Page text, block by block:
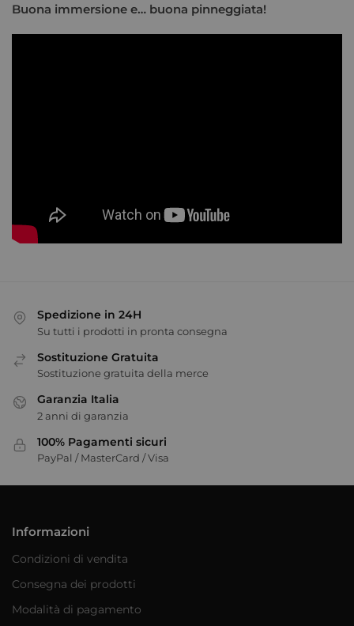
Buona immersione e… buona pinneggiata!
Spedizione in 24H
Su tutti i prodotti in pronta consegna
Sostituzione Gratuita
Sostituzione gratuita della merce
Garanzia Italia
2 anni di garanzia
100% Pagamenti sicuri
PayPal / MasterCard / Visa
Informazioni
Condizioni di vendita
Consegna dei prodotti
Modalità di pagamento